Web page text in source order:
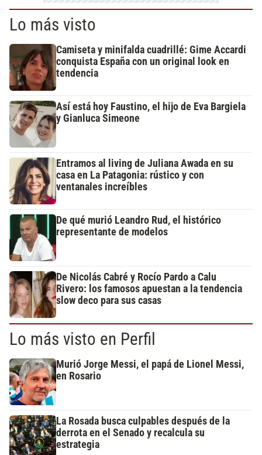
Lo más visto
Camiseta y minifalda cuadrillé: Gime Accardi
conquista España con un original look en
tendencia
Así está hoy Faustino, el hijo de Eva Bargiela
y Gianluca Simeone
Entramos al living de Juliana Awada en su
casa en La Patagonia: rústico y con
ventanales increíbles
De qué murió Leandro Rud, el histórico
representante de modelos
De Nicolás Cabré y Rocío Pardo a Calu
Rivero: los famosos apuestan a la tendencia
slow deco para sus casas
Lo más visto en Perfil
Murió Jorge Messi, el papá de Lionel Messi,
en Rosario
La Rosada busca culpables después de la
derrota en el Senado y recalcula su
estrategia